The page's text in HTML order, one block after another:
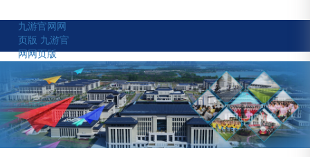
九游官网网
页版 九游官
网网页版